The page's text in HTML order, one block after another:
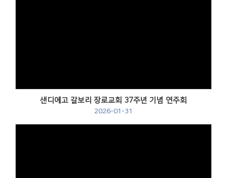
샌디에고 갈보리 장로교회 37주년 기념 연주회
2026-01-31